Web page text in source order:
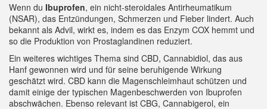
Wenn du Ibuprofen, ein nicht‑steroidales Antirheumatikum
(NSAR), das Entzündungen, Schmerzen und Fieber lindert. Auch
bekannt als Advil, wirkt es, indem es das Enzym COX hemmt und
so die Produktion von Prostaglandinen reduziert.
Ein weiteres wichtiges Thema sind CBD, Cannabidiol, das aus
Hanf gewonnen wird und für seine beruhigende Wirkung
geschätzt wird. CBD kann die Magenschleimhaut schützen und
damit einige der typischen Magenbeschwerden von Ibuprofen
abschwächen. Ebenso relevant ist CBG, Cannabigerol, ein